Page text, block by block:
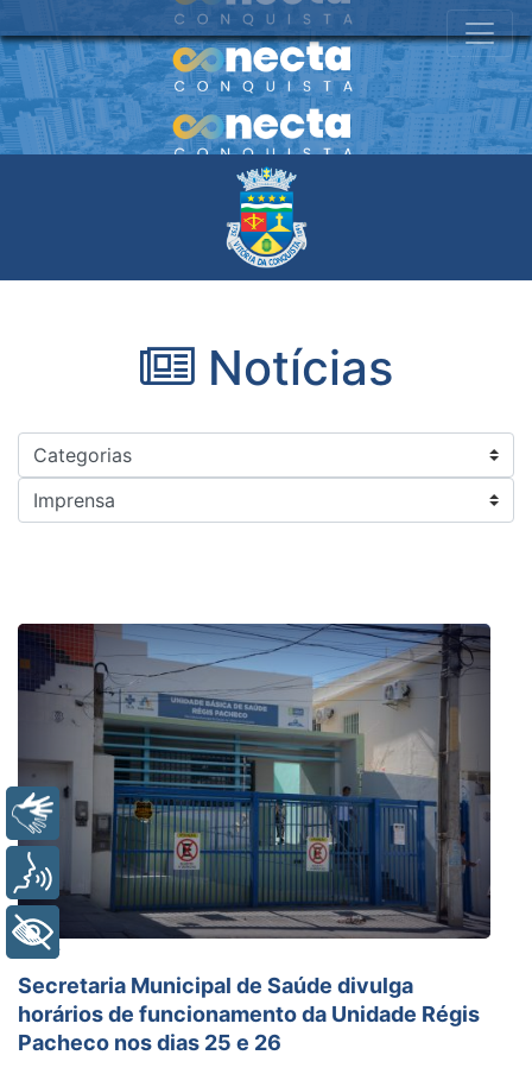
Notícias
Saúde
Secretaria Municipal de Saúde divulga
horários de funcionamento da Unidade Régis
Pacheco nos dias 25 e 26
Libras
Voz
+ Acessibilidade